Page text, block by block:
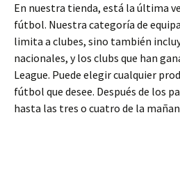
En nuestra tienda, está la última
fútbol. Nuestra categoría de
limita a clubes, sino también
nacionales, y los clubs que han
League. Puede elegir cualquier
fútbol que desee. Después de los
hasta las tres o cuatro de la